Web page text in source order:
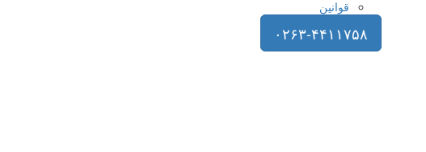
قوانین
۰۲۶۳-۴۴۱۱۷۵۸